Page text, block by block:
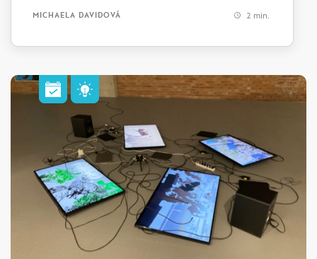
MICHAELA DAVIDOVÁ 2 min.